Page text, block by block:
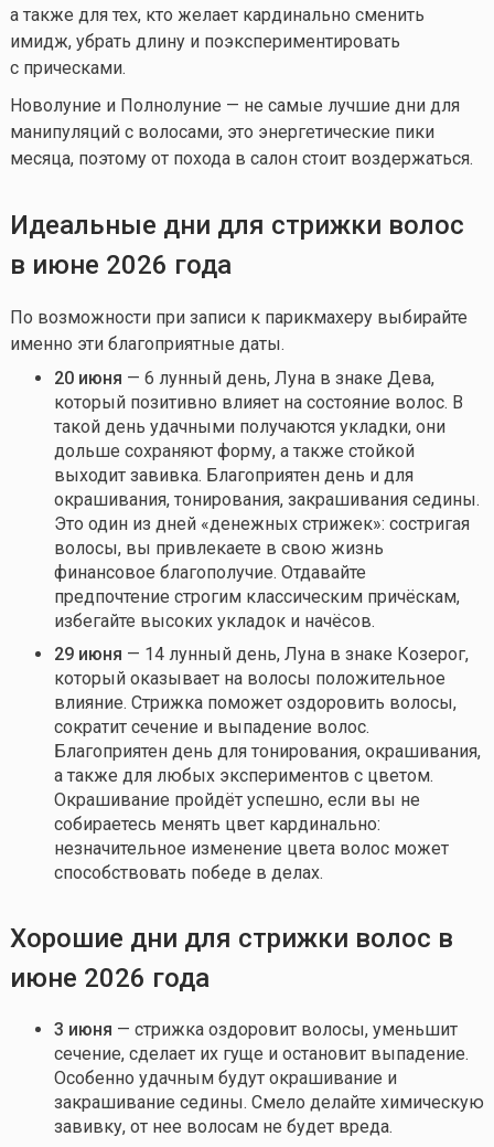
а также для тех, кто желает кардинально сменить
имидж, убрать длину и поэкспериментировать
с прическами.
Новолуние и Полнолуние — не самые лучшие дни для
манипуляций с волосами, это энергетические пики
месяца, поэтому от похода в салон стоит воздержаться.
Идеальные дни для стрижки волос
в июне 2026 года
По возможности при записи к парикмахеру выбирайте
именно эти благоприятные даты.
20 июня — 6 лунный день, Луна в знаке Дева,
который позитивно влияет на состояние волос. В
такой день удачными получаются укладки, они
дольше сохраняют форму, а также стойкой
выходит завивка. Благоприятен день и для
окрашивания, тонирования, закрашивания седины.
Это один из дней «денежных стрижек»: состригая
волосы, вы привлекаете в свою жизнь
финансовое благополучие. Отдавайте
предпочтение строгим классическим причёскам,
избегайте высоких укладок и начёсов.
29 июня — 14 лунный день, Луна в знаке Козерог,
который оказывает на волосы положительное
влияние. Стрижка поможет оздоровить волосы,
сократит сечение и выпадение волос.
Благоприятен день для тонирования, окрашивания,
а также для любых экспериментов с цветом.
Окрашивание пройдёт успешно, если вы не
собираетесь менять цвет кардинально:
незначительное изменение цвета волос может
способствовать победе в делах.
Хорошие дни для стрижки волос в
июне 2026 года
3 июня — стрижка оздоровит волосы, уменьшит
сечение, сделает их гуще и остановит выпадение.
Особенно удачным будут окрашивание и
закрашивание седины. Смело делайте химическую
завивку, от нее волосам не будет вреда.